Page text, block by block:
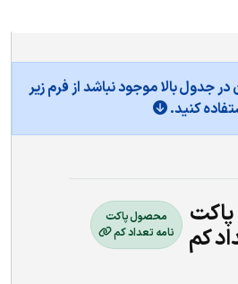
جدول بالا موجود نباشد از فرم زیر
کنید.
کم
محصول پاکت
نامه تعداد کم